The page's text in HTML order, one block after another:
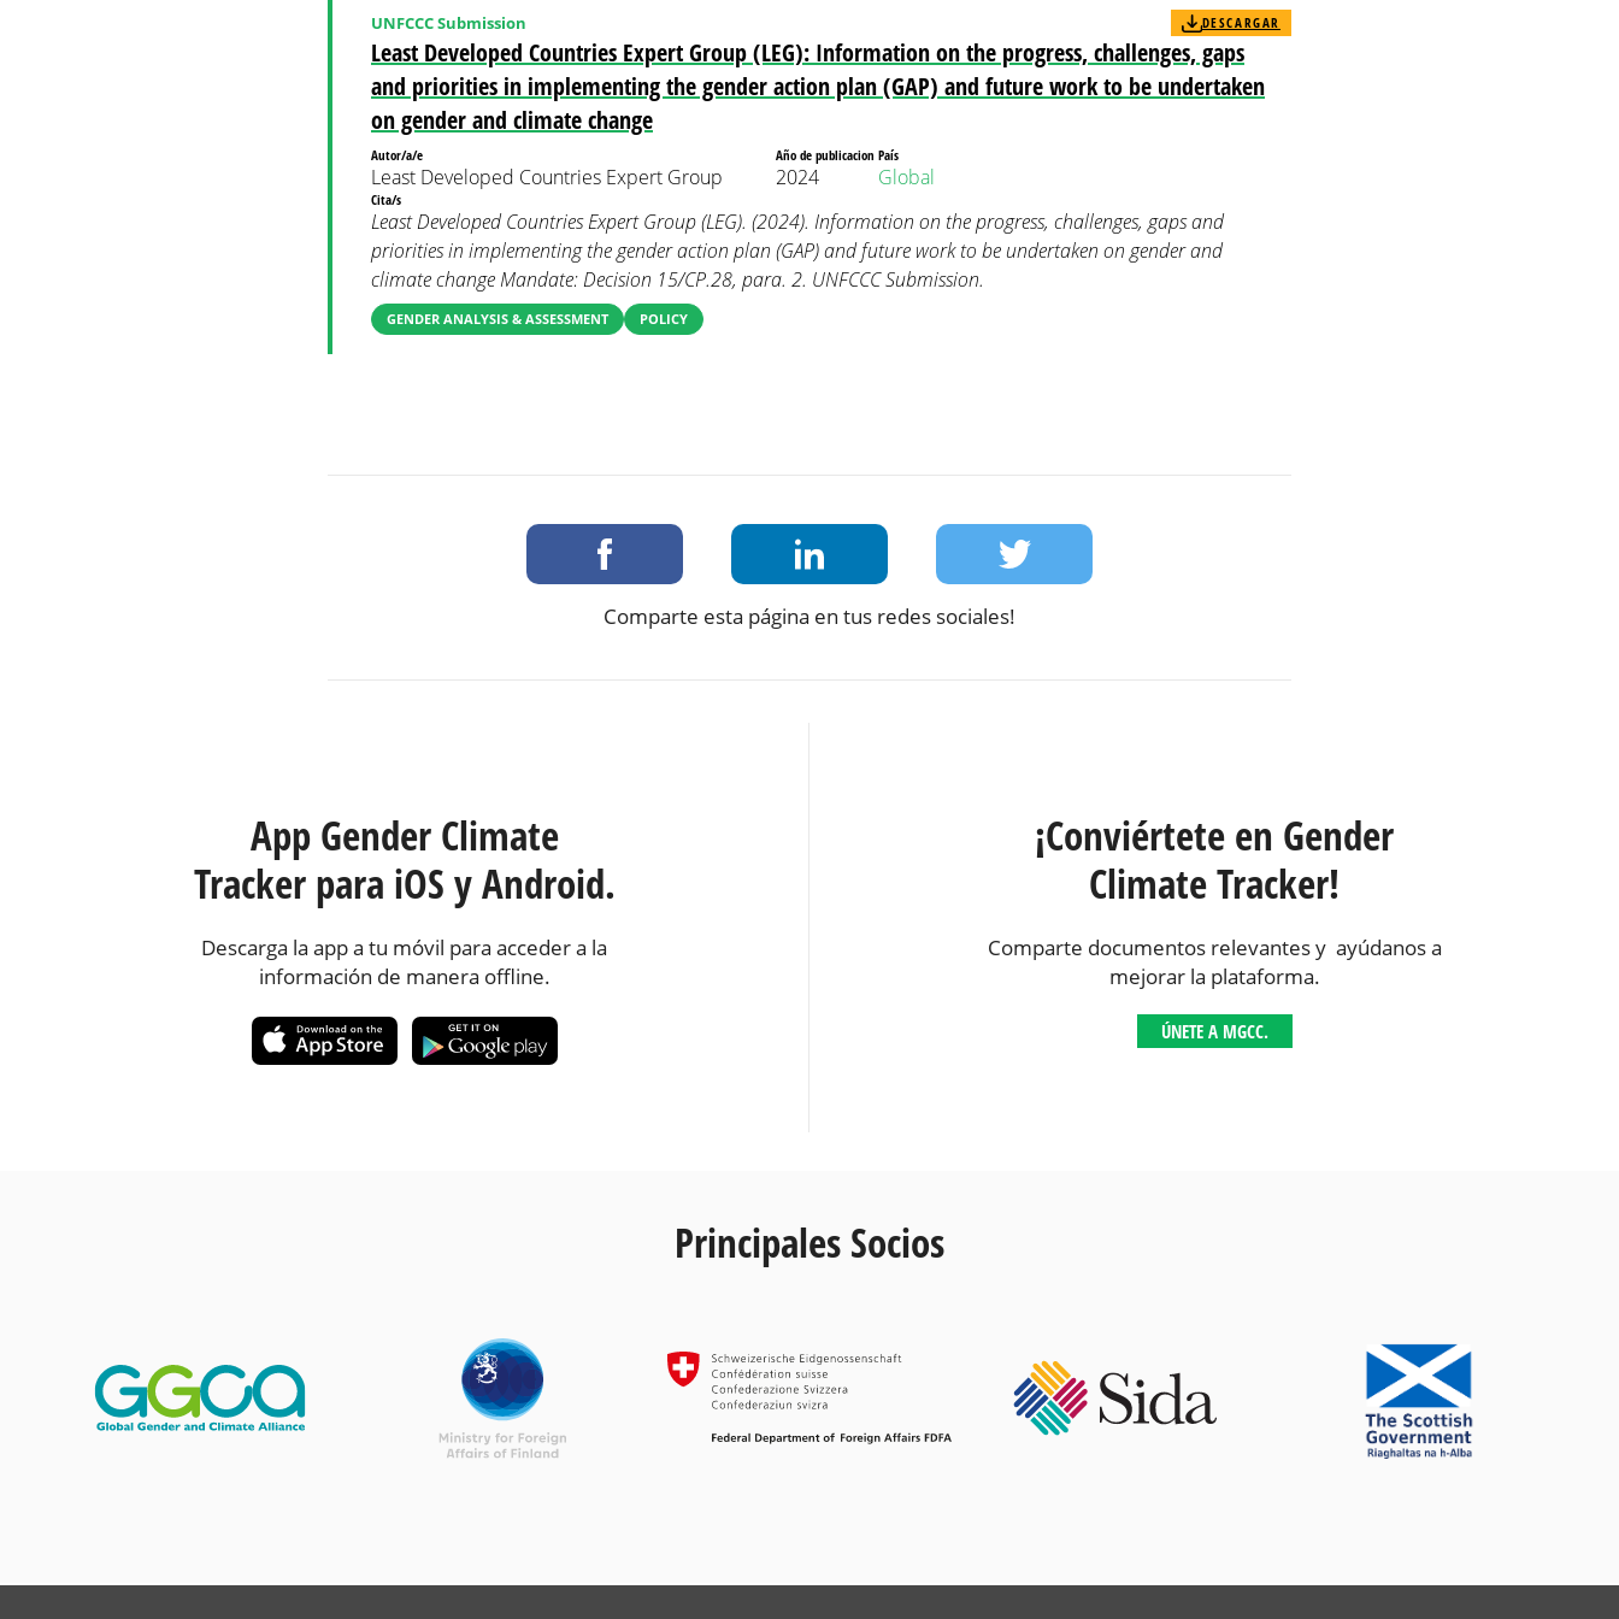
Least Developed Countries Expert Group (LEG): Information on the progress, challenges, gaps
and priorities in implementing the gender action plan (GAP) and future work to be undertaken
on gender and climate change
UNFCCC Submission DESCARGAR
Autor/a/e
Least Developed Countries Expert Group
Año de publicacion
2024
País
Global
Cita/s
Least Developed Countries Expert Group (LEG). (2024). Information on the progress, challenges, gaps and
priorities in implementing the gender action plan (GAP) and future work to be undertaken on gender and
climate change Mandate: Decision 15/CP.28, para. 2. UNFCCC Submission.
GENDER ANALYSIS & ASSESSMENT POLICY
Comparte esta página en tus redes sociales!
App Gender Climate
Tracker para iOS y Android.
Descarga la app a tu móvil para acceder a la
información de manera offline.
¡Conviértete en Gender
Climate Tracker!
Comparte documentos relevantes y ayúdanos a
mejorar la plataforma.
ÚNETE A MGCC.
Principales Socios